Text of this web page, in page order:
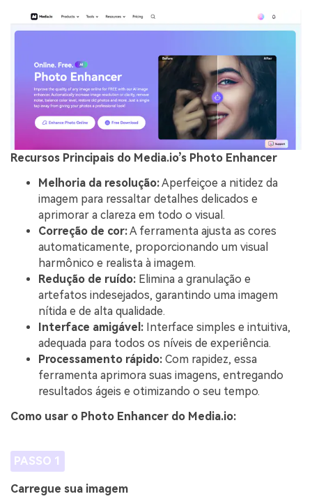
Recursos Principais do Media.io’s Photo Enhancer
Melhoria da resolução:Aperfeiçoe a nitidez da
imagem para ressaltar detalhes delicados e
aprimorar a clareza em todo o visual.
Correção de cor:A ferramenta ajusta as cores
automaticamente, proporcionando um visual
harmônico e realista à imagem.
Redução de ruído: Elimina a granulação e
artefatos indesejados, garantindo uma imagem
nítida e de alta qualidade.
Interface amigável: Interface simples e intuitiva,
adequada para todos os níveis de experiência.
Processamento rápido: Com rapidez, essa
ferramenta aprimora suas imagens, entregando
resultados ágeis e otimizando o seu tempo.
Como usar o Photo Enhancer do Media.io:
PASSO 1
Carregue sua imagem